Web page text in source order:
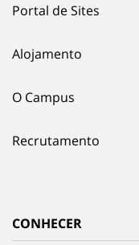
Portal de Sites
Alojamento
O Campus
Recrutamento
CONHECER